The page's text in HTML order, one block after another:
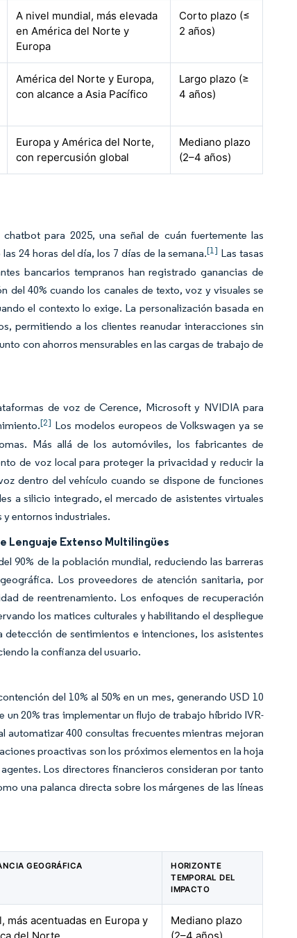
A nivel mundial, más elevada
en América del Norte y
Europa
Corto plazo (≤
2 años)
América del Norte y Europa,
con alcance a Asia Pacífico
Largo plazo (≥
4 años)
Europa y América del Norte,
con repercusión global
Mediano plazo
(2–4 años)
para 2025, una señal de cuán fuertemente las
24 horas del día, los 7 días de la semana.[1] Las tasas
bancarios tempranos han registrado ganancias de
40% cuando los canales de texto, voz y visuales se
el contexto lo exige. La personalización basada en
permitiendo a los clientes reanudar interacciones sin
con ahorros mensurables en las cargas de trabajo de
de voz de Cerence, Microsoft y NVIDIA para
[2] Los modelos europeos de Volkswagen ya se
Más allá de los automóviles, los fabricantes de
de voz local para proteger la privacidad y reducir la
dentro del vehículo cuando se dispone de funciones
a silicio integrado, el mercado de asistentes virtuales
entornos industriales.
Lenguaje Extenso Multilingües
90% de la población mundial, reduciendo las barreras
Los proveedores de atención sanitaria, por
de reentrenamiento. Los enfoques de recuperación
los matices culturales y habilitando el despliegue
de sentimientos e intenciones, los asistentes
la confianza del usuario.
del 10% al 50% en un mes, generando USD 10
20% tras implementar un flujo de trabajo híbrido IVR-
automatizar 400 consultas frecuentes mientras mejoran
proactivas son los próximos elementos en la hoja
Los directores financieros consideran por tanto
una palanca directa sobre los márgenes de las líneas
GEOGRÁFICA
HORIZONTE
TEMPORAL DEL
IMPACTO
más acentuadas en Europa y
Mediano plazo